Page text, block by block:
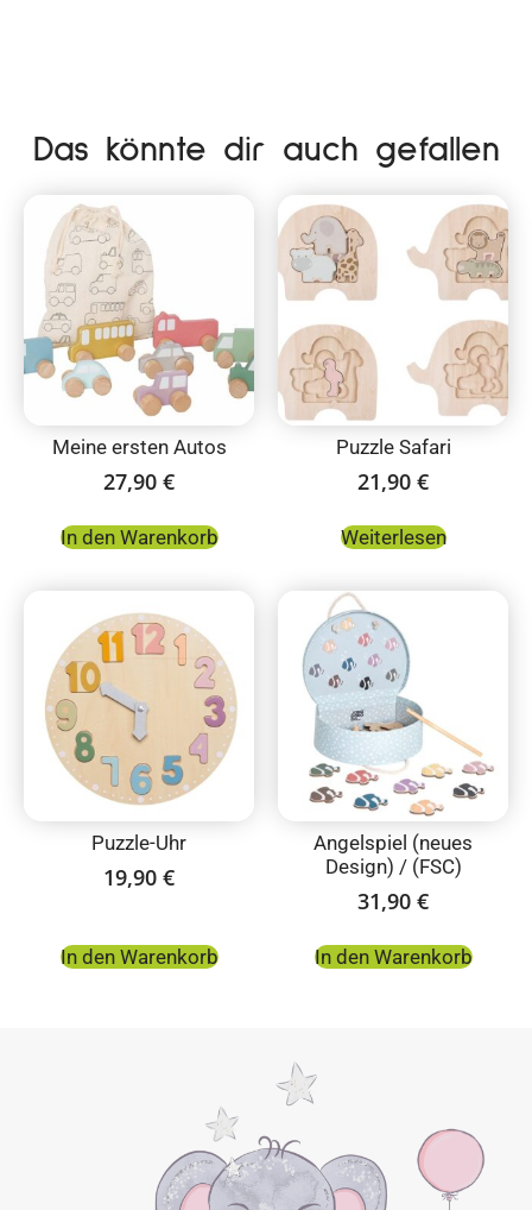
Das könnte dir auch gefallen
Meine ersten Autos
27,90 €
In den Warenkorb
Puzzle Safari
21,90 €
Weiterlesen
Puzzle-Uhr
19,90 €
In den Warenkorb
Angelspiel (neues
Design) / (FSC)
31,90 €
In den Warenkorb